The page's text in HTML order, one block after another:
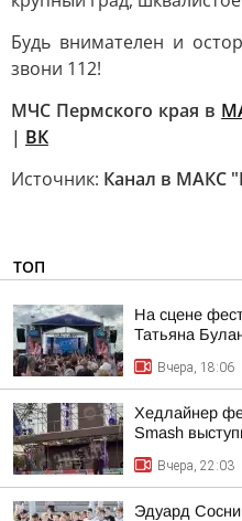
Будь внимателен и
звони 112!
МЧС Пермского края в
| ВК
Источник: Канал в МАКС
ТОП
На сцене
Татьяна
Вчера, 18:06
Хедлайнер
Smash
Вчера, 22:03
Эдуард